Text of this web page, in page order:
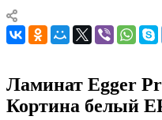
Ламинат Egger
Кортина белый